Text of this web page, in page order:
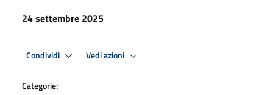
24 settembre 2025
Condividi Vedi azioni
Categorie: